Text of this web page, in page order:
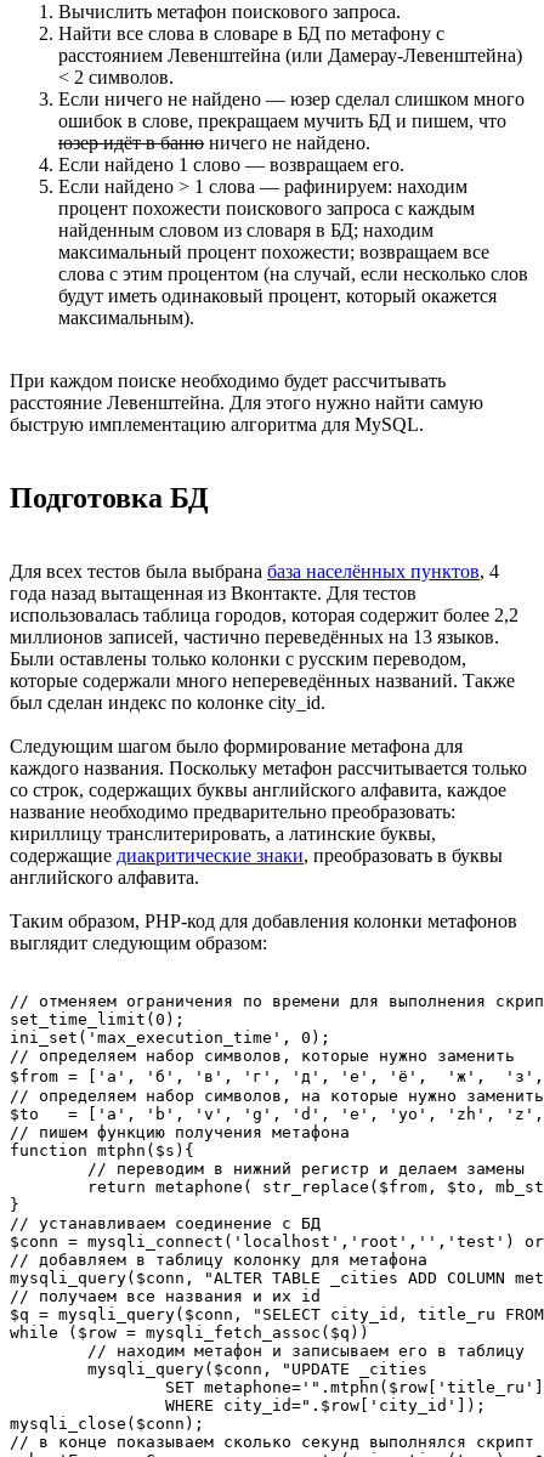
Вычислить метафон поискового запроса.
Найти все слова в словаре в БД по метафону с
расстоянием Левенштейна (или Дамерау-Левенштейна)
< 2 символов.
Если ничего не найдено — юзер сделал слишком много
ошибок в слове, прекращаем мучить БД и пишем, что
юзер идёт в баню ничего не найдено.
Если найдено 1 слово — возвращаем его.
Если найдено > 1 слова — рафинируем: находим
процент похожести поискового запроса с каждым
найденным словом из словаря в БД; находим
максимальный процент похожести; возвращаем все
слова с этим процентом (на случай, если несколько слов
будут иметь одинаковый процент, который окажется
максимальным).
При каждом поиске необходимо будет рассчитывать
расстояние Левенштейна. Для этого нужно найти самую
быструю имплементацию алгоритма для MySQL.
Подготовка БД
Для всех тестов была выбрана база населённых пунктов, 4
года назад вытащенная из Вконтакте. Для тестов
использовалась таблица городов, которая содержит более 2,2
миллионов записей, частично переведённых на 13 языков.
Были оставлены только колонки с русским переводом,
которые содержали много непереведённых названий. Также
был сделан индекс по колонке city_id.
Следующим шагом было формирование метафона для
каждого названия. Поскольку метафон рассчитывается только
со строк, содержащих буквы английского алфавита, каждое
название необходимо предварительно преобразовать:
кириллицу транслитерировать, а латинские буквы,
содержащие диакритические знаки, преобразовать в буквы
английского алфавита.
Таким образом, PHP-код для добавления колонки метафонов
выглядит следующим образом:
// отменяем ограничения по времени для выполнения
set_time_limit(0);
ini_set('max_execution_time', 0);
// определяем набор символов, которые нужно заменить
$from = ['а', 'б', 'в', 'г', 'д', 'е', 'ё',
// определяем набор символов, на которые нужно заменить
$to   = ['a', 'b', 'v', 'g', 'd', 'e', 'yo',
// пишем функцию получения метафона
function mtphn($s){
}
// устанавливаем соединение с БД
$conn = mysqli_connect('localhost','root','','test') or
// добавляем в таблицу колонку для метафона
mysqli_query($conn, "ALTER TABLE _cities ADD COLUMN
// получаем все названия и их id
$q = mysqli_query($conn, "SELECT city_id, title_ru
while ($row = mysqli_fetch_assoc($q))
mysqli_close($conn);
// в конце показываем сколько секунд выполнялся скрипт